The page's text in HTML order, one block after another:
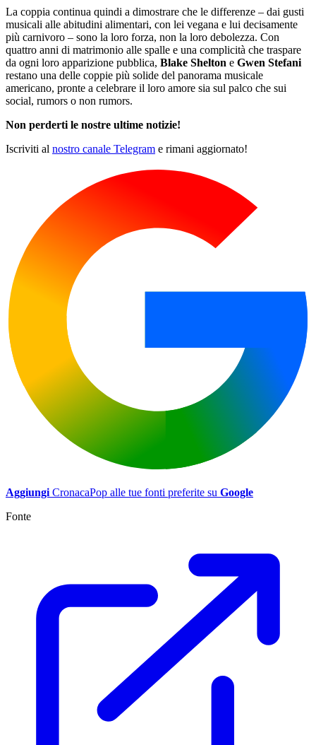
La coppia continua quindi a dimostrare che le differenze – dai gusti
musicali alle abitudini alimentari, con lei vegana e lui decisamente
più carnivoro – sono la loro forza, non la loro debolezza. Con
quattro anni di matrimonio alle spalle e una complicità che traspare
da ogni loro apparizione pubblica, Blake Shelton e Gwen Stefani
restano una delle coppie più solide del panorama musicale
americano, pronte a celebrare il loro amore sia sul palco che sui
social, rumors o non rumors.
Non perderti le nostre ultime notizie!
Iscriviti al nostro canale Telegram e rimani aggiornato!
Aggiungi CronacaPop alle tue fonti preferite su Google
Fonte